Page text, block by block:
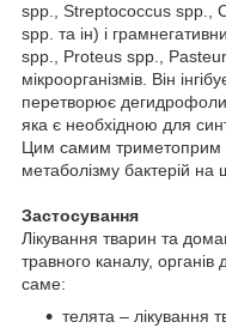
spp., Streptococcus spp.,
spp. та ін) і
spp., Proteus spp.,
мікроорганізмів. Він
перетворює
яка є необхідною для
Цим самим триметоприм
метаболізму бактерій на
Застосування
Лікування тварин та
травного каналу,
саме:
телята – лікування